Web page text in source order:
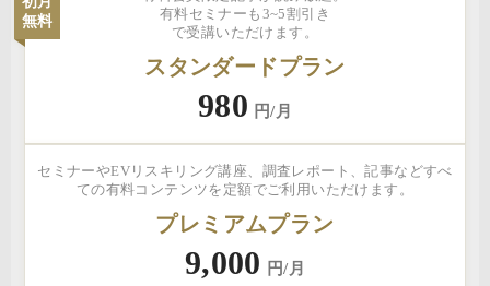
有料セミナーも3~5割引き
で受講いただけます。
無料
スタンダードプラン
980 円/月
セミナーやEVリスキリング講座、調査レポート、記事などすべ
ての有料コンテンツを定額でご利用いただけます。
プレミアムプラン
9,000 円/月